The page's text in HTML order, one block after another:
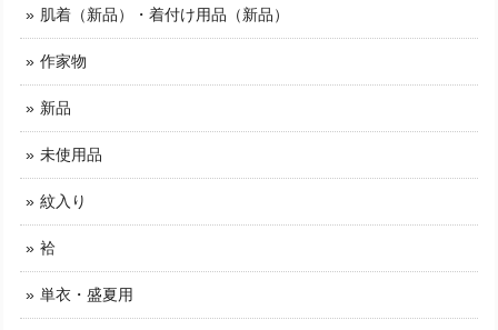
肌着（新品）・着付け用品（新品）
作家物
新品
未使用品
紋入り
袷
単衣・盛夏用